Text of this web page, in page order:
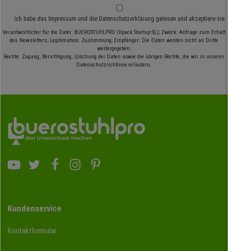
Ich habe das Impressum und die Datenschutzerklärung gelesen und akzeptiere sie
Verantwortlicher für die Datei: BUEROSTUHLPRO (Ilpack Startup SL); Zweck: Anfrage zum Erhalt
des Newsletters; Legitimation: Zustimmung; Empfänger: Die Daten werden nicht an Dritte
weitergegeben;
Rechte: Zugang, Berichtigung, Löschung der Daten sowie die übrigen Rechte, die wir in unserer
Datenschutzrichtlinie erläutern.
Kundenservice
Kontaktformular